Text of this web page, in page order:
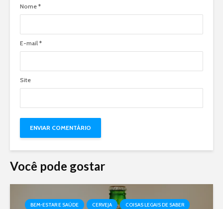
Nome *
E-mail *
Site
Você pode gostar
BEM-ESTAR E SAÚDE CERVEJA
COISAS LEGAIS DE SABER